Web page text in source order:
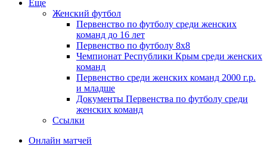
Еще
Женский футбол
Первенство по футболу среди женских
команд до 16 лет
Первенство по футболу 8х8
Чемпионат Республики Крым среди женских
команд
Первенство среди женских команд 2000 г.р.
и младше
Документы Первенства по футболу среди
женских команд
Ссылки
Онлайн матчей